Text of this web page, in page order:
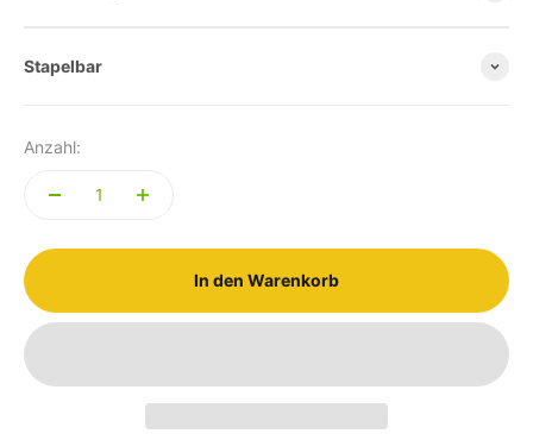
Stapelbar
Anzahl:
In den Warenkorb